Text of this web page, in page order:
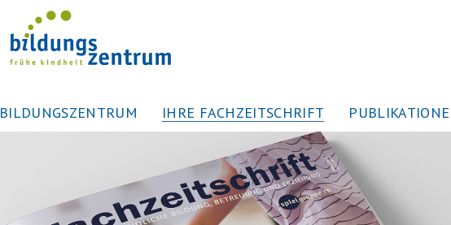
BILDUNGSZENTRUM IHRE FACHZEITSCHRIFT